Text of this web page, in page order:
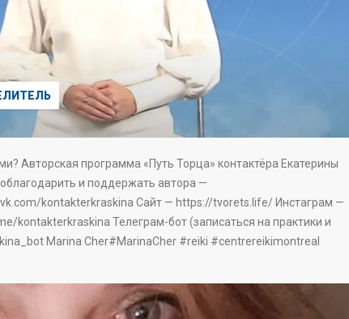
Авторская программа «Путь Торца» контактёра Екатерины
и поддержать автора —
kontakterkraskina Сайт — https://tvorets.life/ Инстаграм —
Телеграм-бот (записаться на практики и
Marina Cher#MarinaCher #reiki #centrereikimontreal